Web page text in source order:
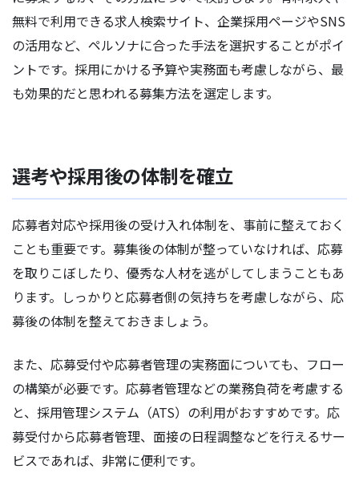
無料で利用できる求人検索サイト、企業採用ページやSNS
の活用など、ペルソナに合った手法を選択することがポイ
ントです。採用にかける予算や実務面も考慮しながら、最
も効果的だと思われる募集方法を選定します。
選考や採用後の体制を確立
応募者対応や採用後の受け入れ体制を、事前に整えておく
ことも重要です。募集後の体制が整っていなければ、応募
を取りこぼしたり、優秀な人材を逃がしてしまうこともあ
ります。しっかりと応募者側の気持ちを考慮しながら、応
募後の体制を整えておきましょう。
また、応募受付や応募者管理の実務面についても、フロー
の構築が必要です。応募者管理などの業務負荷を考慮する
と、採用管理システム（ATS）の利用がおすすめです。応
募受付から応募者管理、面接の日程調整などを行えるサー
ビスであれば、非常に便利です。